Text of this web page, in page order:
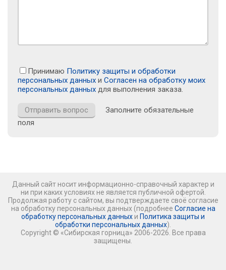
Принимаю Политику защиты и обработки
персональных данных и Согласен на обработку моих
персональных данных для выполнения заказа.
Заполните обязательные
поля
Данный сайт носит информационно-справочный характер и
ни при каких условиях не является публичной офертой.
Продолжая работу с сайтом, вы подтверждаете своё согласие
на обработку персональных данных (подробнее Согласие на
обработку персональных данных и Политика защиты и
обработки персональных данных).
Copyright © «Сибирская горница» 2006-2026. Все права
защищены.